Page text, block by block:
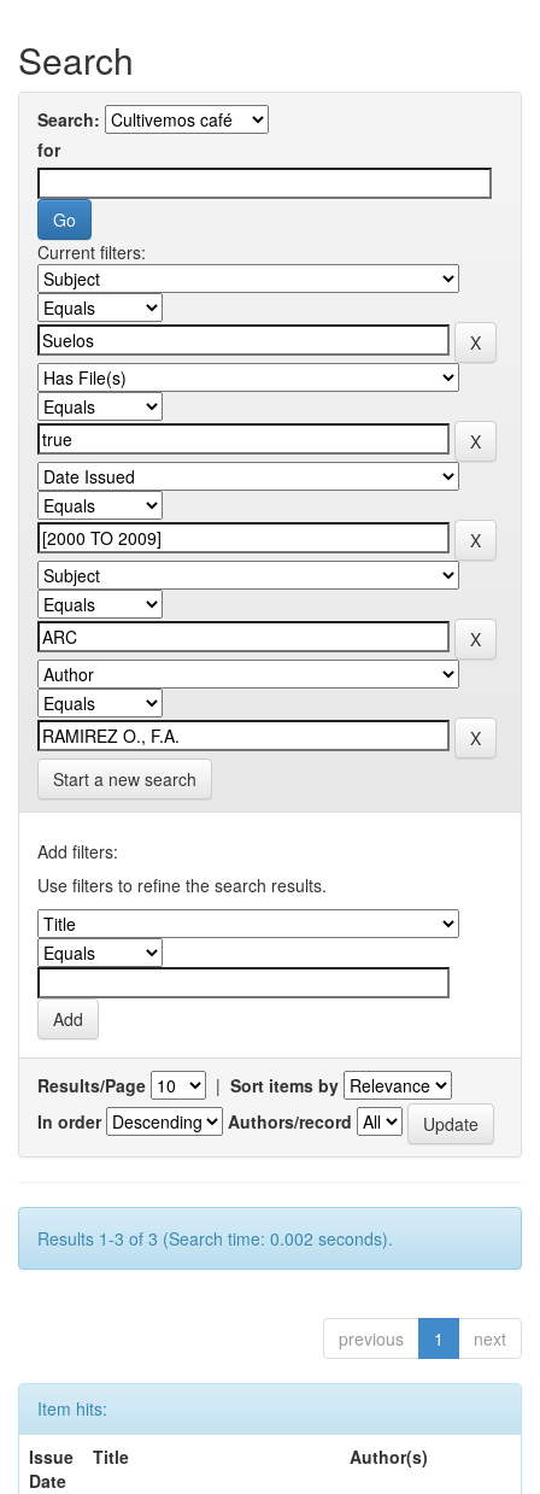
Search
Search:
for
Current filters:
Start a new search
Add filters:
Use filters to refine the search results.
Results/Page | Sort items by
In order
Authors/record
Results 1-3 of 3 (Search time: 0.002 seconds).
previous 1 next
Item hits:
Issue
Date
Title Author(s)